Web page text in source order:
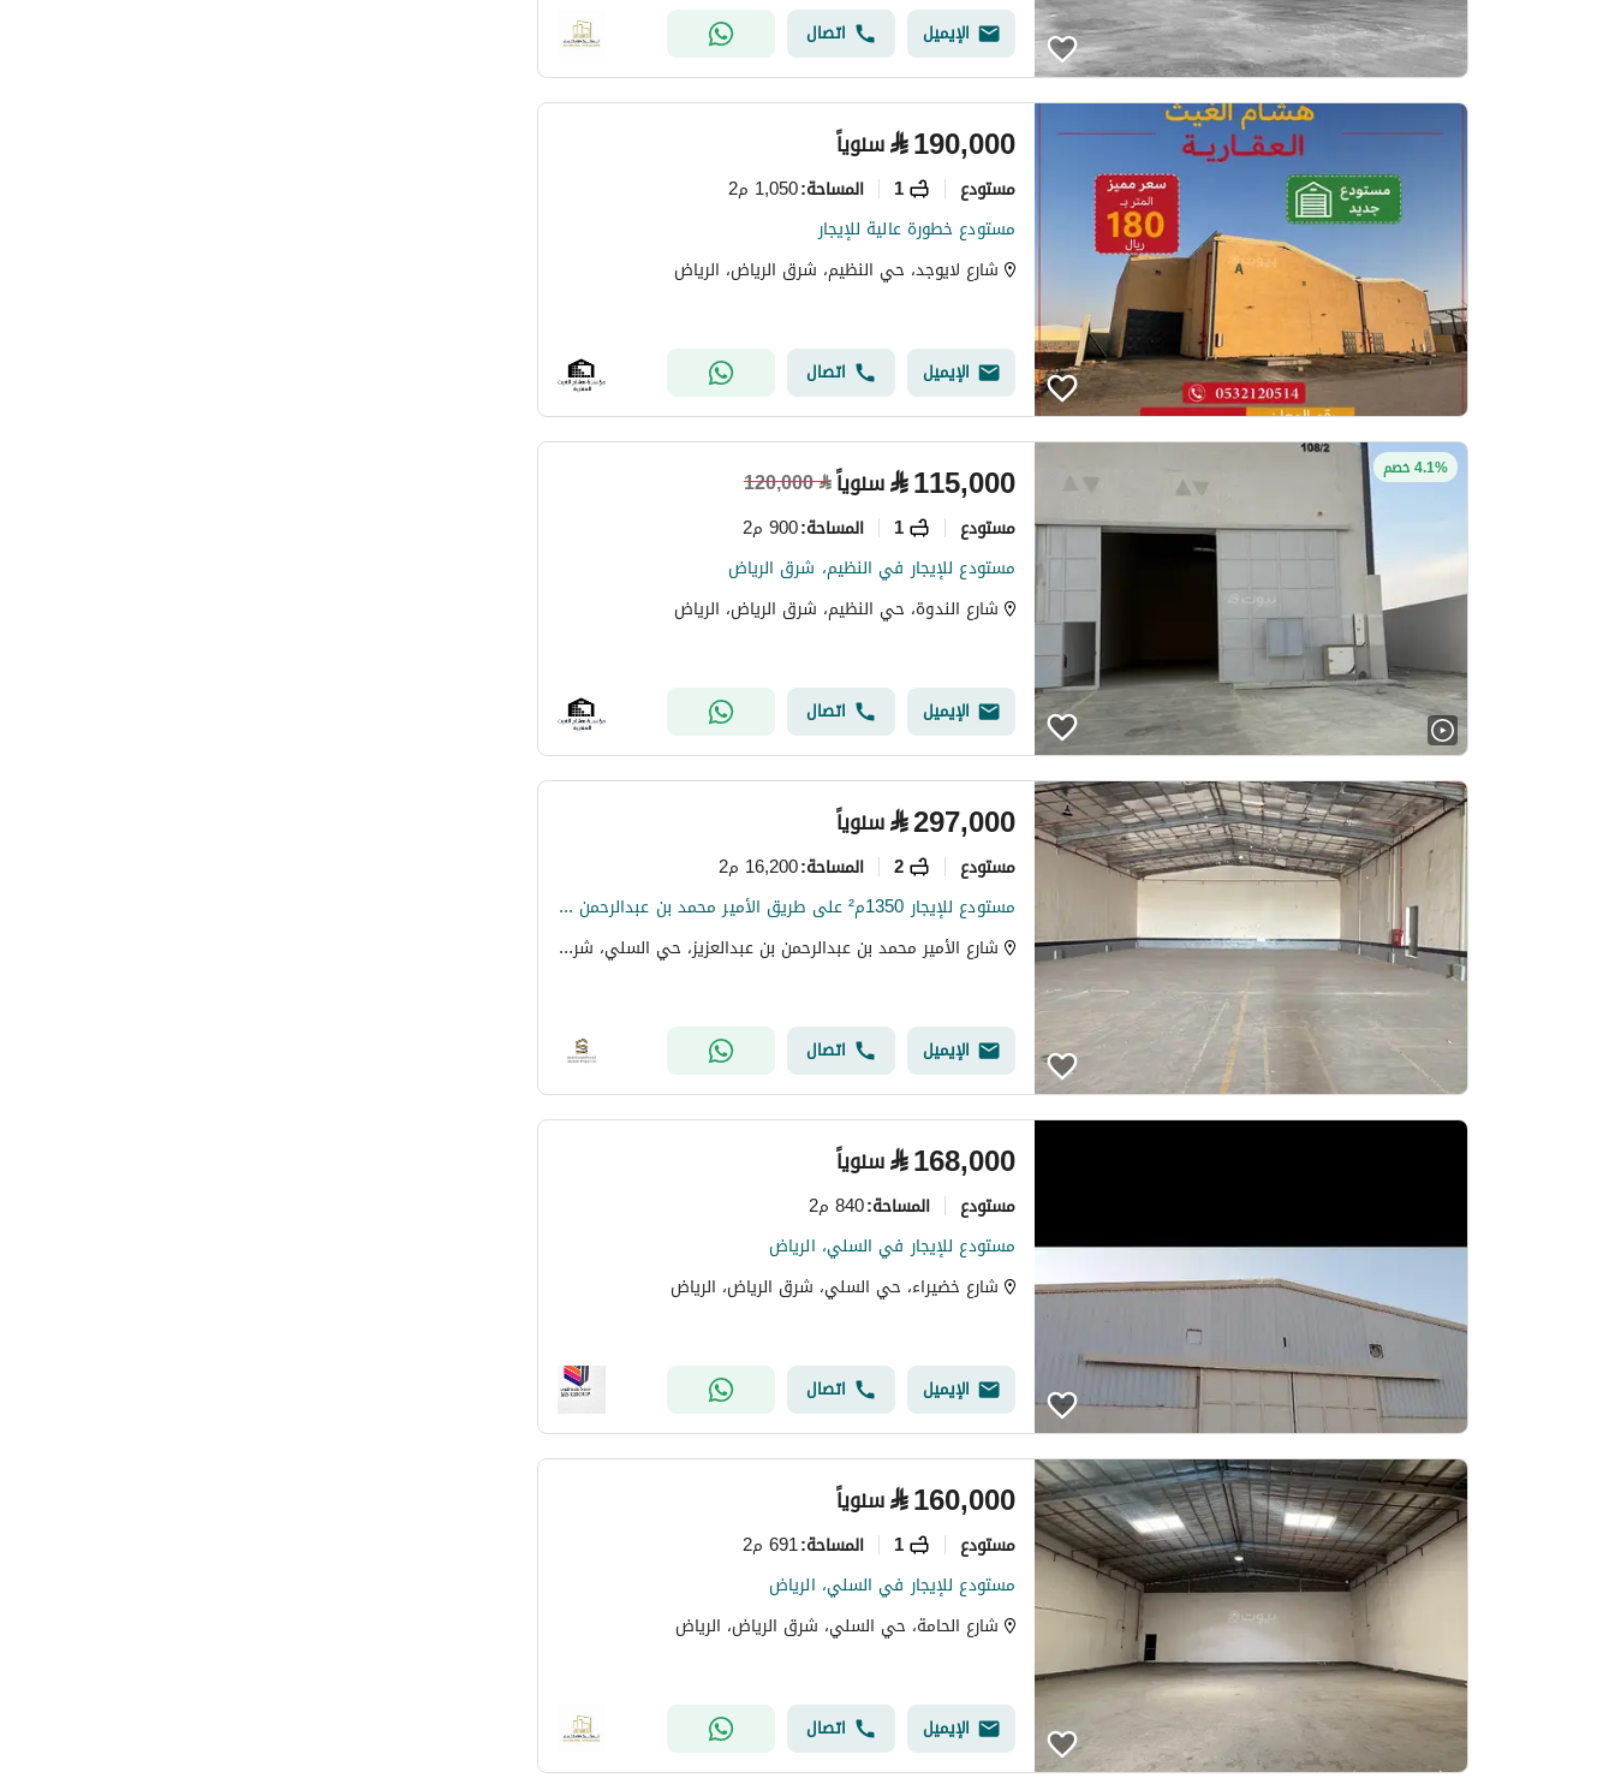
الإيميل اتصال
⃁190,000 سنوياً
مستودع 1 المساحة:1,050 م2
مستودع خطورة عالية للإيجار
شارع لايوجد، حي النظيم، شرق الرياض، الرياض
الإيميل اتصال
4.1% خصم ⃁115,000 سنوياً⃁
120,000
مستودع 1 المساحة:900 م2
مستودع للإيجار في النظيم، شرق الرياض
شارع الندوة، حي النظيم، شرق الرياض، الرياض
الإيميل اتصال
⃁297,000 سنوياً
مستودع 2 المساحة:16,200 م2
مستودع للإيجار 1350م² على طريق الأمير محمد بن عبدالرحمن - حي السلي
شارع الأمير محمد بن عبدالرحمن بن عبدالعزيز، حي السلي، شرق الرياض، الرياض
الإيميل اتصال
⃁168,000 سنوياً
مستودع المساحة:840 م2
مستودع للإيجار في السلي، الرياض
شارع خضيراء، حي السلي، شرق الرياض، الرياض
الإيميل اتصال
⃁160,000 سنوياً
مستودع 1 المساحة:691 م2
مستودع للإيجار في السلي، الرياض
شارع الحامة، حي السلي، شرق الرياض، الرياض
الإيميل اتصال